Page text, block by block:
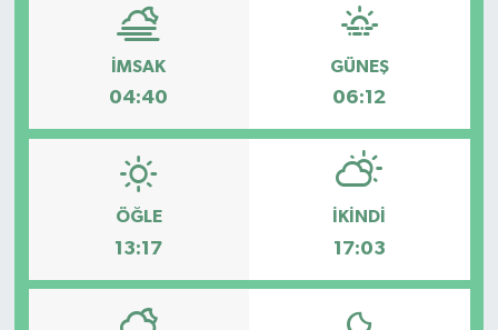
İMSAK
04:40
GÜNEŞ
06:12
ÖĞLE
13:17
İKINDI
17:03